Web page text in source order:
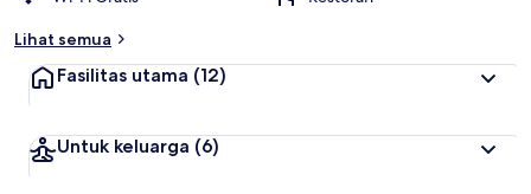
i
Lihat semua
Fasilitas utama (12)
Untuk keluarga (6)